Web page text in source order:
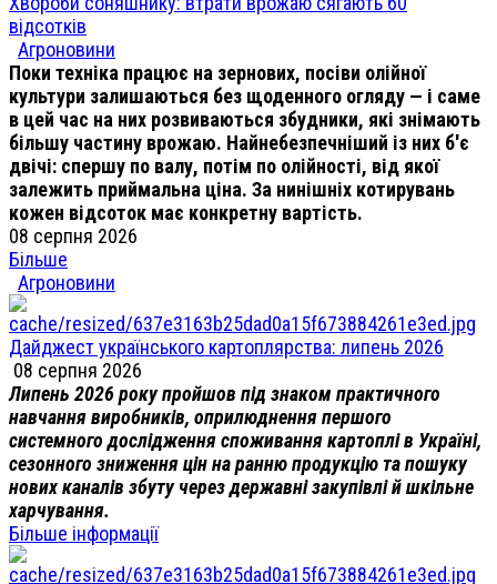
відсотків
Агроновини
Поки техніка працює на зернових, посіви олійної
культури залишаються без щоденного огляду — і саме
в цей час на них розвиваються збудники, які знімають
більшу частину врожаю. Найнебезпечніший із них б'є
двічі: спершу по валу, потім по олійності, від якої
залежить приймальна ціна. За нинішніх котирувань
кожен відсоток має конкретну вартість.
08 серпня 2026
Більше
Агроновини
Дайджест українського картоплярства: липень 2026
08 серпня 2026
Липень 2026 року пройшов під знаком практичного
навчання виробників, оприлюднення першого
системного дослідження споживання картоплі в Україні,
сезонного зниження цін на ранню продукцію та пошуку
нових каналів збуту через державні закупівлі й шкільне
харчування.
Більше інформації